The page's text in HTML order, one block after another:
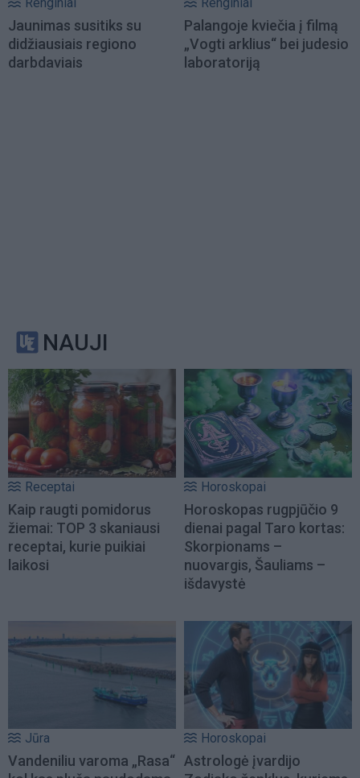
Jaunimas susitiks su
didžiausiais regiono
darbdaviais
Palangoje kviečia į filmą
„Vogti arklius“ bei judesio
laboratoriją
NAUJI
Receptai
Kaip raugti pomidorus
žiemai: TOP 3 skaniausi
receptai, kurie puikiai
laikosi
Horoskopai
Horoskopas rugpjūčio 9
dienai pagal Taro kortas:
Skorpionams –
nuovargis, Šauliams –
išdavystė
Jūra
Vandeniliu varoma „Rasa“
Horoskopai
Astrologė įvardijo